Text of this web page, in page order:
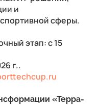
и
сферы.
этап: с 15
г..
«Терра-